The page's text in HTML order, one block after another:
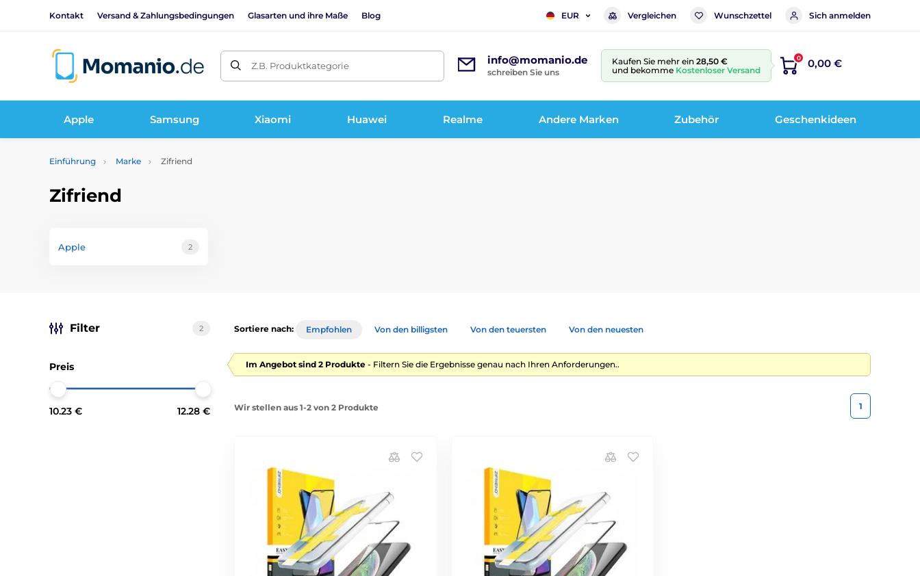
Kontakt Versand & Zahlungsbedingungen Glasarten und ihre Maße Blog EUR Vergleichen Wunschzettel Sich anmelden
Z.B. Produktkategorie info@momanio.de
schreiben Sie uns
Kaufen Sie mehr ein 28,50 €
und bekomme Kostenloser Versand
0 0,00 €
Apple Samsung Xiaomi Huawei Realme Andere Marken Zubehör Geschenkideen
Einführung Marke Zifriend
Zifriend
Apple 2
Filter 2
Preis
10.23 € 12.28 €
Sortiere nach: Empfohlen Von den billigsten Von den teuersten Von den neuesten
Im Angebot sind 2 Produkte - Filtern Sie die Ergebnisse genau nach Ihren Anforderungen..
Wir stellen aus 1-2 von 2 Produkte 1